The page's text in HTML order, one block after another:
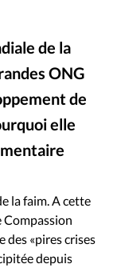
Religions
de la
ONG
de
elle
la faim. A cette
Compassion
des «pires crises
depuis